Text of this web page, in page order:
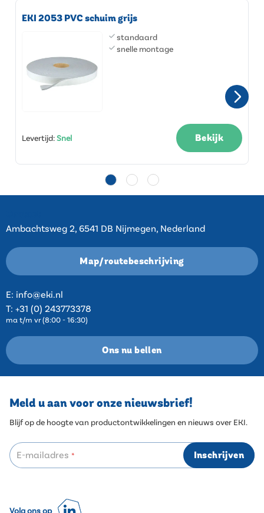
EKI 2053 PVC schuim grijs
standaard
snelle montage
Levertijd:Snel Bekijk
Ambachtsweg 2, 6541 DB Nijmegen, Nederland
Map/routebeschrijving
E: info@eki.nl
T: +31 (0) 243773378
ma t/m vr (8:00 - 16:30)
Ons nu bellen
Meld u aan voor onze nieuwsbrief!
Blijf op de hoogte van productontwikkelingen en nieuws over EKI.
E-mailadres * Inschrijven
Volg ons op